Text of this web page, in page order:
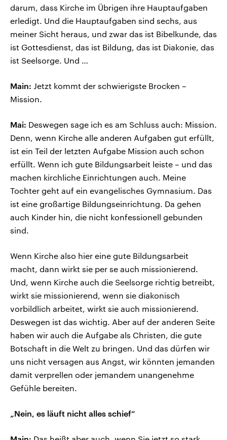
darum, dass Kirche im Übrigen ihre Hauptaufgaben
erledigt. Und die Hauptaufgaben sind sechs, aus
meiner Sicht heraus, und zwar das ist Bibelkunde, das
ist Gottesdienst, das ist Bildung, das ist Diakonie, das
ist Seelsorge. Und …
Main: Jetzt kommt der schwierigste Brocken –
Mission.
Mai: Deswegen sage ich es am Schluss auch: Mission.
Denn, wenn Kirche alle anderen Aufgaben gut erfüllt,
ist ein Teil der letzten Aufgabe Mission auch schon
erfüllt. Wenn ich gute Bildungsarbeit leiste – und das
machen kirchliche Einrichtungen auch. Meine
Tochter geht auf ein evangelisches Gymnasium. Das
ist eine großartige Bildungseinrichtung. Da gehen
auch Kinder hin, die nicht konfessionell gebunden
sind.
Wenn Kirche also hier eine gute Bildungsarbeit
macht, dann wirkt sie per se auch missionierend.
Und, wenn Kirche auch die Seelsorge richtig betreibt,
wirkt sie missionierend, wenn sie diakonisch
vorbildlich arbeitet, wirkt sie auch missionierend.
Deswegen ist das wichtig. Aber auf der anderen Seite
haben wir auch die Aufgabe als Christen, die gute
Botschaft in die Welt zu bringen. Und das dürfen wir
uns nicht versagen aus Angst, wir könnten jemanden
damit verprellen oder jemandem unangenehme
Gefühle bereiten.
„Nein, es läuft nicht alles schief“